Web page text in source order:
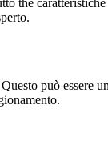
the
può essere